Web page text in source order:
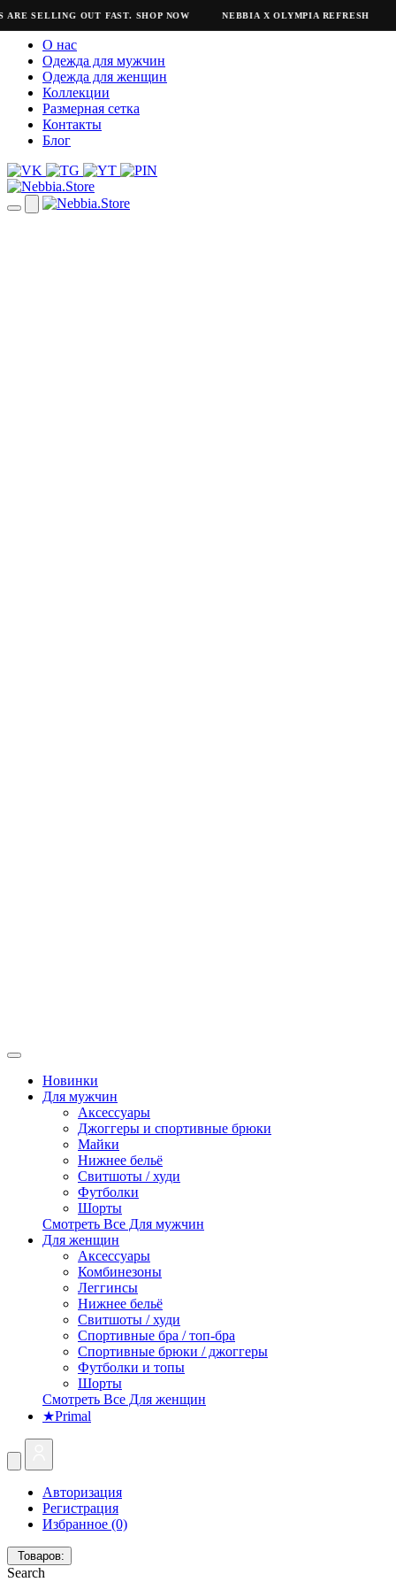
SELLING OUT FAST. SHOP NOW NEBBIA X OLYMPIA REFRESH
О нас
Одежда для мужчин
Одежда для женщин
Коллекции
Размерная сетка
Контакты
Блог
Новинки
Для мужчин
Аксессуары
Джоггеры и спортивные брюки
Майки
Нижнее бельё
Свитшоты / худи
Футболки
Шорты
Смотреть Все Для мужчин
Для женщин
Аксессуары
Комбинезоны
Леггинсы
Нижнее бельё
Свитшоты / худи
Спортивные бра / топ-бра
Спортивные брюки / джоггеры
Футболки и топы
Шорты
Смотреть Все Для женщин
★Primal
Авторизация
Регистрация
Избранное (0)
Товаров:
Search